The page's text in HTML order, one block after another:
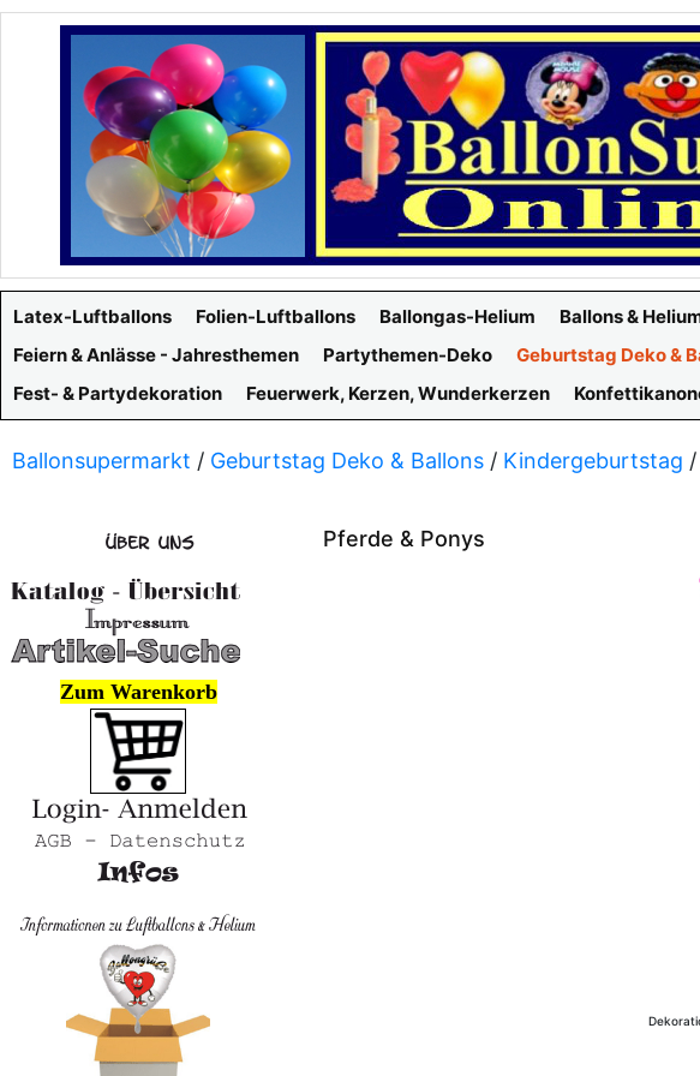
Latex-Luftballons Folien-Luftballons Ballongas-Helium Ballons &
Feiern & Anlässe - Jahresthemen
Partythemen-Deko Geburtstag Deko &
Fest- & Partydekoration
Feuerwerk, Kerzen, Wunderkerzen
Ballonsupermarkt / Geburtstag Deko & Ballons / Kindergeburtstag /
Pferde & Ponys
Zum Warenkorb